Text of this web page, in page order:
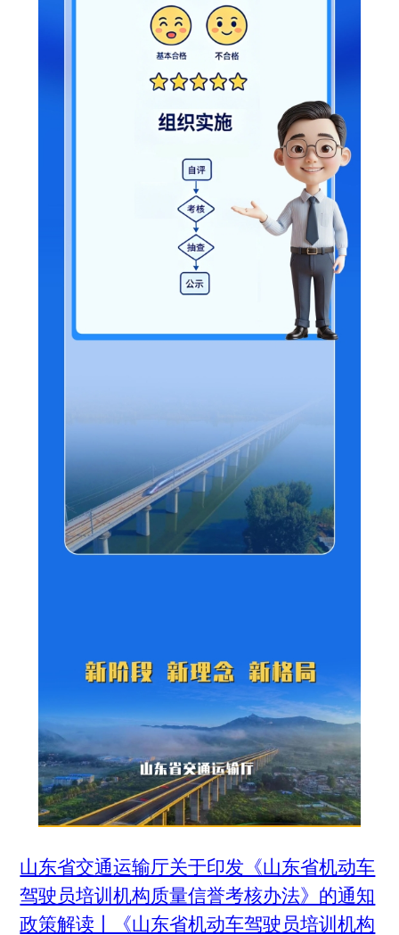
山东省交通运输厅关于印发《山东省机动车
驾驶员培训机构质量信誉考核办法》的通知
政策解读丨《山东省机动车驾驶员培训机构